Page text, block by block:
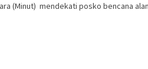
(Minut) mendekati posko bencana